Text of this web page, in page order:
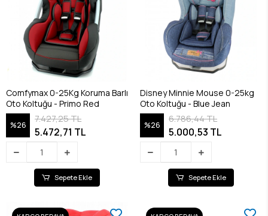
Comfymax 0-25Kg Koruma Barlı
Oto Koltuğu - Primo Red
%26
7.427,25 TL
5.472,71 TL
Sepete Ekle
Disney Minnie Mouse 0-25kg
Oto Koltuğu - Blue Jean
%26
6.786,44 TL
5.000,53 TL
Sepete Ekle